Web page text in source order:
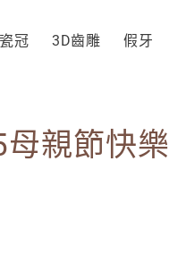
冠 3D齒雕 假牙
親節快樂